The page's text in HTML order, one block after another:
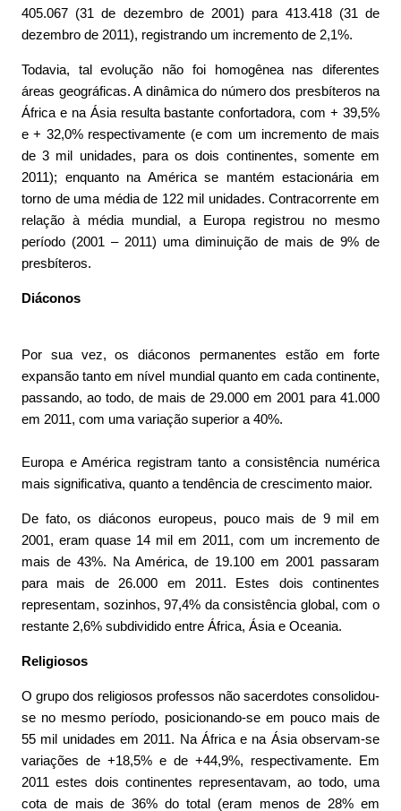
405.067 (31 de dezembro de 2001) para 413.418 (31 de
dezembro de 2011), registrando um incremento de 2,1%.
Todavia, tal evolução não foi homogênea nas diferentes
áreas geográficas. A dinâmica do número dos presbíteros na
África e na Ásia resulta bastante confortadora, com + 39,5%
e + 32,0% respectivamente (e com um incremento de mais
de 3 mil unidades, para os dois continentes, somente em
2011); enquanto na América se mantém estacionária em
torno de uma média de 122 mil unidades. Contracorrente em
relação à média mundial, a Europa registrou no mesmo
período (2001 – 2011) uma diminuição de mais de 9% de
presbíteros.
Diáconos
Por sua vez, os diáconos permanentes estão em forte
expansão tanto em nível mundial quanto em cada continente,
passando, ao todo, de mais de 29.000 em 2001 para 41.000
em 2011, com uma variação superior a 40%.
Europa e América registram tanto a consistência numérica
mais significativa, quanto a tendência de crescimento maior.
De fato, os diáconos europeus, pouco mais de 9 mil em
2001, eram quase 14 mil em 2011, com um incremento de
mais de 43%. Na América, de 19.100 em 2001 passaram
para mais de 26.000 em 2011. Estes dois continentes
representam, sozinhos, 97,4% da consistência global, com o
restante 2,6% subdividido entre África, Ásia e Oceania.
Religiosos
O grupo dos religiosos professos não sacerdotes consolidou-
se no mesmo período, posicionando-se em pouco mais de
55 mil unidades em 2011. Na África e na Ásia observam-se
variações de +18,5% e de +44,9%, respectivamente. Em
2011 estes dois continentes representavam, ao todo, uma
cota de mais de 36% do total (eram menos de 28% em